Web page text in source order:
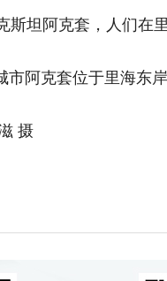
坦阿克套，人们在里
克套位于里海东岸
摄